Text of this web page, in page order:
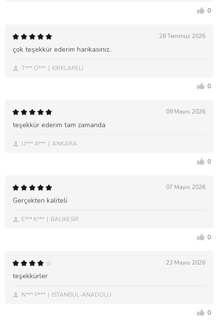
0
28 Temmuz 2026
çok teşekkür ederim harikasınız..
T*** O*** KIRKLARELİ
0
09 Mayıs 2026
teşekkür ederim tam zamanda
U*** A*** ANKARA
0
07 Mayıs 2026
Gerçekten kaliteli
E*** K*** BALIKESİR
0
23 Mayıs 2026
teşekkürler
N*** P*** İSTANBUL-ANADOLU
0